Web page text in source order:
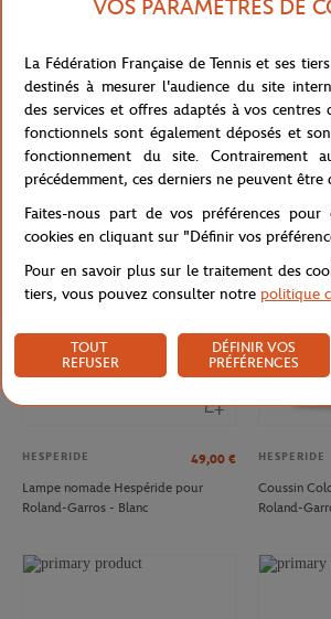
HESPERIDE 49,00 €
Lampe nomade Hespéride pour
Roland-Garros - Blanc
HESPERIDE
Coussin
Roland-
VOS PARAMÈTRES DE
La Fédération Française de Tennis et ses
destinés à mesurer l'audience du site
des services et offres adaptés à vos centres
fonctionnels sont également déposés et
fonctionnement du site. Contrairement
précédemment, ces derniers ne peuvent être
Faites-nous part de vos préférences pour
cookies en cliquant sur "Définir vos
Pour en savoir plus sur le traitement des
tiers, vous pouvez consulter notre politique
TOUT
REFUSER
DÉFINIR VOS
PRÉFÉRENCES